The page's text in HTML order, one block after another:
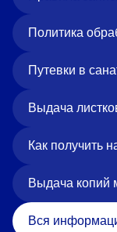
Политика
Путевки в
Выдача
Как получить
Выдача копий
Вся